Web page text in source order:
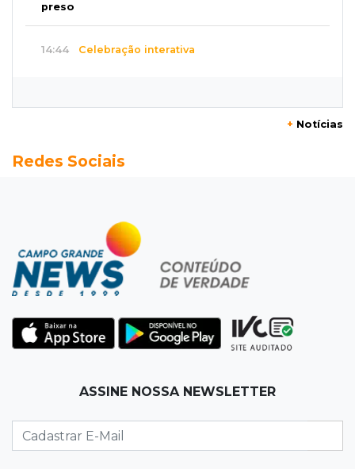
preso
14:44 Celebração interativa
Ladário abre consulta para criação do Parque
Corumbá
Pantaneiro que salvou fazenda com diques
vira personagem de livro
Discord é investigado por falha na proteção
de menores após morte de adolescente
Produção artesanal
número de produtores em 67%
+ Notícias
Redes Sociais
ASSINE NOSSA NEWSLETTER